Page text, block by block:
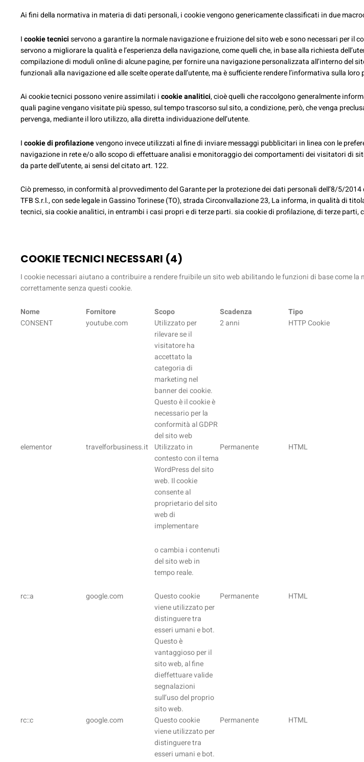
Ai fini della normativa in materia di dati personali, i cookie vengono genericamente classificati in due
Icookie tecniciservono a garantire la normale navigazione e fruizione del sito web e sono necessari per
servono a migliorare la qualità e l’esperienza della navigazione, come quelli che, in base alla richiesta
compilazione di moduli online di alcune pagine, per fornire una navigazione personalizzata all’interno del
funzionali alla navigazione ed alle scelte operate dall’utente, ma è sufficiente rendere l’informativa sulla
Ai cookie tecnici possono venire assimilati icookie analitici, cioè quelli che raccolgono generalmente
quali pagine vengano visitate più spesso, sul tempo trascorso sul sito, a condizione, però, che venga
pervenga, mediante il loro utilizzo, alla diretta individuazione dell’utente.
Icookie di profilazionevengono invece utilizzati al fine di inviare messaggi pubblicitari in linea con le
navigazione in rete e/o allo scopo di effettuare analisi e monitoraggio dei comportamenti dei visitatori di
da parte dell’utente, ai sensi del citato art. 122.
Ciò premesso, in conformità al provvedimento del Garante per la protezione dei dati personali dell’8/5/
TFB S.r.l., con sede legale in Gassino Torinese (TO), strada Circonvallazione 23, La informa, in qualità di
tecnici, sia cookie analitici, in entrambi i casi propri e di terze parti. sia cookie di profilazione, di terze
COOKIE TECNICI NECESSARI (4)
I cookie necessari aiutano a contribuire a rendere fruibile un sito web abilitando le funzioni di base come
correttamente senza questi cookie.
Nome Fornitore Scopo Scadenza
Tipo
CONSENT
youtube.com
Utilizzato per
rilevare se il
visitatore ha
accettato la
categoria di
marketing nel
banner dei cookie.
Questo è il cookie è
necessario per la
conformità al GDPR
del sito web
2 anni HTTP Cookie
elementor travelforbusiness.it
Utilizzato in
contesto con il tema
WordPress del sito
web. Il cookie
consente al
proprietario del sito
web di
implementare
o cambia i contenuti
del sito web in
tempo reale.
Permanente HTML
rc::a google.com
Questo cookie
viene utilizzato per
distinguere tra
esseri umani e bot.
Questo è
vantaggioso per il
sito web, al fine
dieffettuare valide
segnalazioni
sull’uso del proprio
sito web.
Permanente HTML
rc::c google.com
Questo cookie
viene utilizzato per
distinguere tra
esseri umani e bot.
Permanente HTML